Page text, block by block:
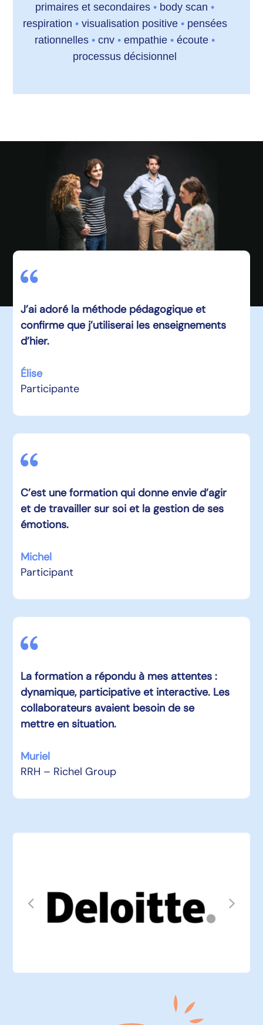
primaires et secondaires• body scan •
respiration •visualisation positive •pensées
rationnelles• cnv• empathie• écoute•
processus décisionnel
J’ai adoré la méthode pédagogique et
confirme que j’utiliserai les enseignements
d’hier.
Élise
Participante
C’est une formation qui donne envie d’agir
et de travailler sur soi et la gestion de ses
émotions.
Michel
Participant
La formation a répondu à mes attentes :
dynamique, participative et interactive. Les
collaborateurs avaient besoin de se
mettre en situation.
Muriel
RRH – Richel Group